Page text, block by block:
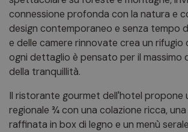
connessione profonda con la natura e
design contemporaneo e senza tempo
e delle camere rinnovate crea un rifugio
ogni dettaglio è pensato per il massimo
della tranquillità.
Il ristorante gourmet dell'hotel propone
regionale ¾ con una colazione ricca,
raffinata in box di legno e un menù